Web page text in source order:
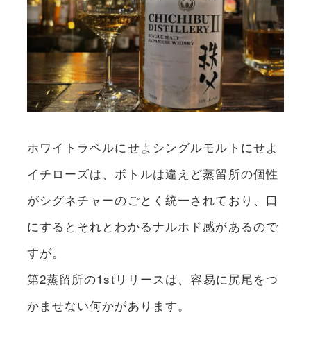
ホワイトラベルにせよシングルモルトにせよ
イチローズは、ボトルは違えど蒸留所の個性
がシグネチャーのごとく統一されており、口
にするとそれとわかるナルホド感があるので
すが。
第2蒸留所の1stリリースは、容易に尻尾をつ
かませない何かがあります。